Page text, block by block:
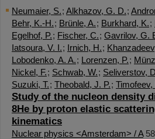
Neumaier, S.; Alkhazov, G. D.;
Behr, K.-H.; Brünle, A.; Burkhard, K.;
Egelhof, P.; Fischer, C.; Gavrilov, G.
Iatsoura, V. I.; Irnich, H.;
Lobodenko, A. A.; Lorenzen, P.;
Nickel, F.; Schwab, W.; Seliverstov,
Suzuki, T.; Theobald, J. P.; Timofeev,
Study of the nucleon density
8He by proton elastic
kinematics
Nuclear physics <Amsterdam> / A